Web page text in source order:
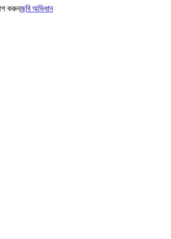
করুন|ছবি অভিধান